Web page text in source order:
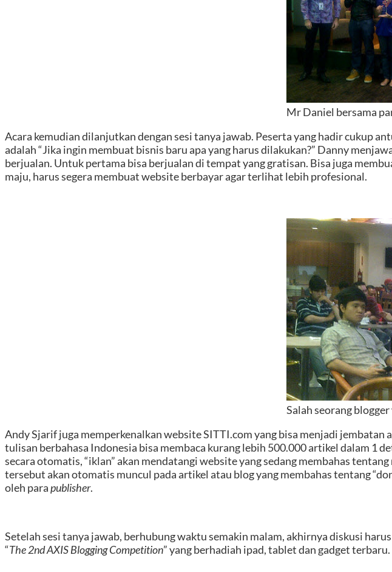
Mr Daniel bersama
Acara kemudian dilanjutkan dengan sesi tanya jawab. Peserta yang hadir cukup
adalah “Jika ingin membuat bisnis baru apa yang harus dilakukan?” Danny
berjualan. Untuk pertama bisa berjualan di tempat yang gratisan. Bisa juga
maju, harus segera membuat website berbayar agar terlihat lebih profesional.
Salah seorang
Andy Sjarif juga memperkenalkan website SITTI.com yang bisa menjadi
tulisan berbahasa Indonesia bisa membaca kurang lebih 500.000 artikel dalam 1
secara otomatis, “iklan” akan mendatangi website yang sedang membahas
tersebut akan otomatis muncul pada artikel atau blog yang membahas tentang
oleh parapublisher.
Setelah sesi tanya jawab, berhubung waktu semakin malam, akhirnya diskusi
“The 2nd AXIS Blogging Competition” yang berhadiah ipad, tablet dan gadget